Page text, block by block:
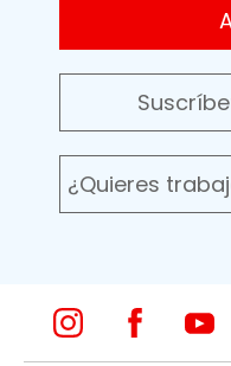
¿Quieres